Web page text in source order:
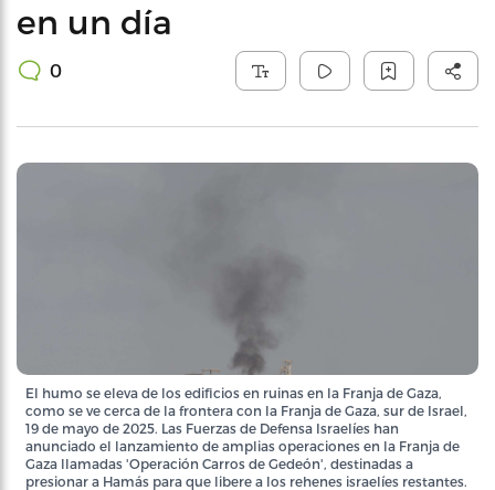
en un día
0
El humo se eleva de los edificios en ruinas en la Franja de Gaza,
como se ve cerca de la frontera con la Franja de Gaza, sur de Israel,
19 de mayo de 2025. Las Fuerzas de Defensa Israelíes han
anunciado el lanzamiento de amplias operaciones en la Franja de
Gaza llamadas 'Operación Carros de Gedeón', destinadas a
presionar a Hamás para que libere a los rehenes israelíes restantes.